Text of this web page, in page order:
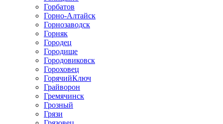
Горбатов
Горно-Алтайск
Горнозаводск
Горняк
Городец
Городище
Городовиковск
Гороховец
ГорячийКлюч
Грайворон
Гремячинск
Грозный
Грязи